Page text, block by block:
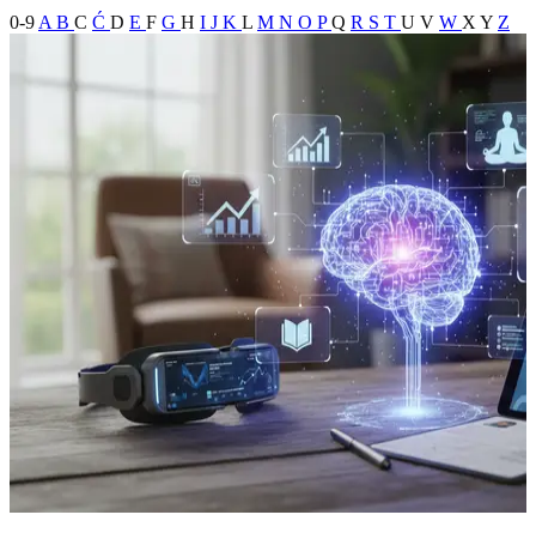
0-9 A B C Ć D E F G H I J K L M N O PQ R S T U V W X Y Z